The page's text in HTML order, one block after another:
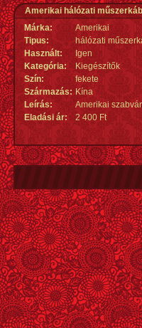
Amerikai hálózati
Márka:
Amerikai
Tipus:
hálózati
Használt:
Igen
Kategória:
Kiegészítők
Szín:
fekete
Származás: Kína
Leírás:
Amerikai
Eladási ár:
2 400 Ft